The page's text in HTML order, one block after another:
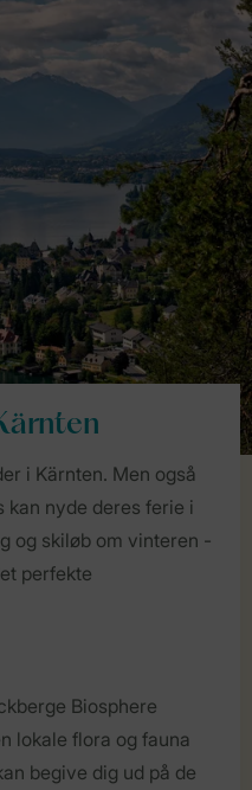
i Kärnten. Men også
kan nyde deres ferie i
og skiløb om vinteren -
perfekte
Biosphere
lokale flora og fauna
begive dig ud på de